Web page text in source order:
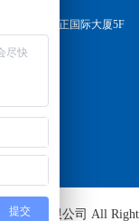
玉路28号嘉正国际大厦5F
设备有限公司 All
提交